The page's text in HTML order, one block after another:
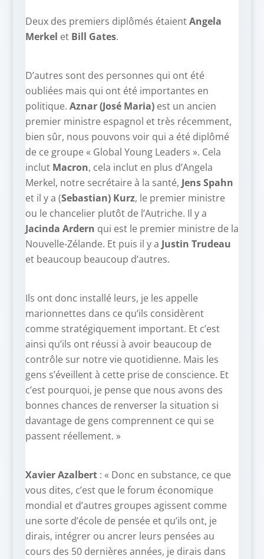
Deux des premiers diplômés étaientAngela
Merkel et Bill Gates.
D’autres sont des personnes qui ont été
oubliées mais qui ont été importantes en
politique. Aznar (José Maria)est un ancien
premier ministre espagnol et très récemment,
bien sûr, nous pouvons voir qui a été diplômé
de ce groupe « Global Young Leaders ». Cela
inclut Macron, cela inclut en plus d’Angela
Merkel, notre secrétaire à la santé, Jens Spahn
et il y a (Sebastian) Kurz, le premier ministre
ou le chancelier plutôt de l’Autriche. Il y a
Jacinda Ardern qui est le premier ministre de la
Nouvelle-Zélande. Et puis il y a Justin Trudeau
et beaucoup beaucoup d’autres.
Ils ont donc installé leurs, je les appelle
marionnettes dans ce qu’ils considèrent
comme stratégiquement important. Et c’est
ainsi qu’ils ont réussi à avoir beaucoup de
contrôle sur notre vie quotidienne. Mais les
gens s’éveillent à cette prise de conscience. Et
c’est pourquoi, je pense que nous avons des
bonnes chances de renverser la situation si
davantage de gens comprennent ce qui se
passent réellement. »
Xavier Azalbert: « Donc en substance, ce que
vous dites, c’est que le forum économique
mondial et d’autres groupes agissent comme
une sorte d’école de pensée et qu’ils ont, je
dirais, intégrer ou ancrer leurs pensées au
cours des 50 dernières années, je dirais dans